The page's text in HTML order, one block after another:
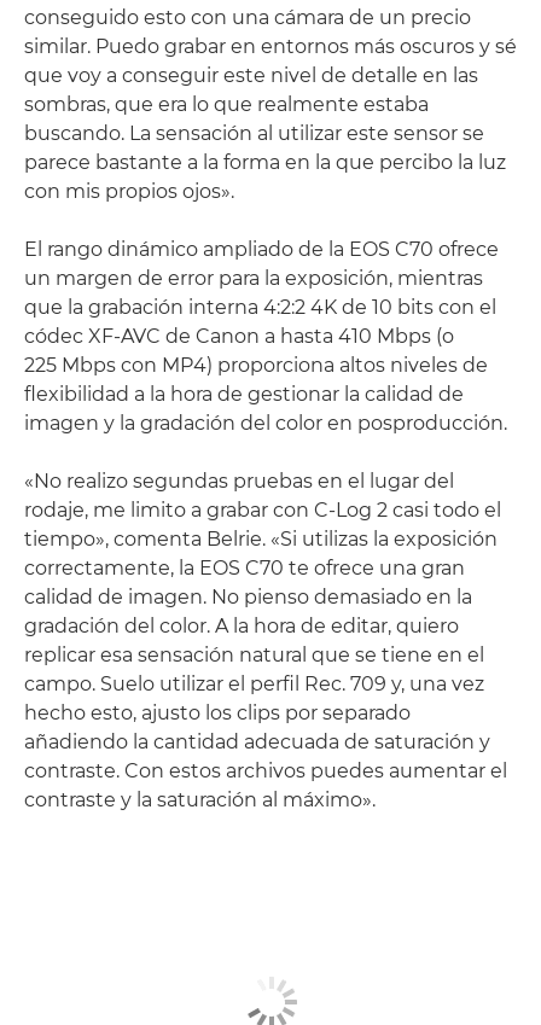
conseguido esto con una cámara de un precio
similar. Puedo grabar en entornos más oscuros y sé
que voy a conseguir este nivel de detalle en las
sombras, que era lo que realmente estaba
buscando. La sensación al utilizar este sensor se
parece bastante a la forma en la que percibo la luz
con mis propios ojos».
El rango dinámico ampliado de la EOS C70 ofrece
un margen de error para la exposición, mientras
que la grabación interna 4:2:2 4K de 10 bits con el
códec XF-AVC de Canon a hasta 410 Mbps (o
225 Mbps con MP4) proporciona altos niveles de
flexibilidad a la hora de gestionar la calidad de
imagen y la gradación del color en posproducción.
«No realizo segundas pruebas en el lugar del
rodaje, me limito a grabar con C-Log 2 casi todo el
tiempo», comenta Belrie. «Si utilizas la exposición
correctamente, la EOS C70 te ofrece una gran
calidad de imagen. No pienso demasiado en la
gradación del color. A la hora de editar, quiero
replicar esa sensación natural que se tiene en el
campo. Suelo utilizar el perfil Rec. 709 y, una vez
hecho esto, ajusto los clips por separado
añadiendo la cantidad adecuada de saturación y
contraste. Con estos archivos puedes aumentar el
contraste y la saturación al máximo».